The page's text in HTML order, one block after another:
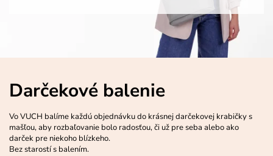
Darčekové balenie
Vo VUCH balíme každú objednávku do krásnej darčekovej krabičky s
mašľou, aby rozbaľovanie bolo radosťou, či už pre seba alebo ako
darček pre niekoho blízkeho.
Bez starostí s balením.